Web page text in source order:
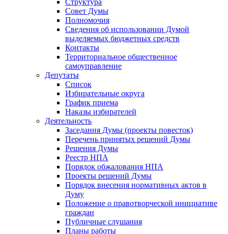
Структура
Совет Думы
Полномочия
Сведения об использовании Думой
выделяемых бюджетных средств
Контакты
Территориальное общественное
самоуправление
Депутаты
Список
Избирательные округа
График приема
Наказы избирателей
Деятельность
Заседания Думы (проекты повесток)
Перечень принятых решений Думы
Решения Думы
Реестр НПА
Порядок обжалования НПА
Проекты решений Думы
Порядок внесения нормативных актов в
Думу
Положение о правотворческой инициативе
граждан
Публичные слушания
Планы работы